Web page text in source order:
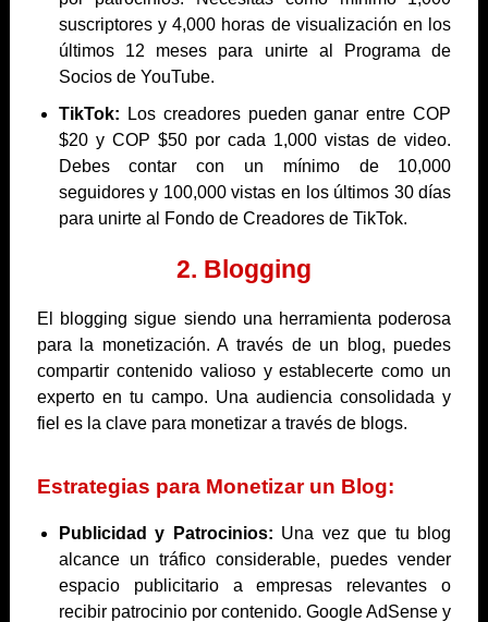
suscriptores y 4,000 horas de visualización en los
últimos 12 meses para unirte al Programa de
Socios de YouTube.
TikTok: Los creadores pueden ganar entre COP
$20 y COP $50 por cada 1,000 vistas de video.
Debes contar con un mínimo de 10,000
seguidores y 100,000 vistas en los últimos 30 días
para unirte al Fondo de Creadores de TikTok.
2. Blogging
El blogging sigue siendo una herramienta poderosa
para la monetización. A través de un blog, puedes
compartir contenido valioso y establecerte como un
experto en tu campo. Una audiencia consolidada y
fiel es la clave para monetizar a través de blogs.
Estrategias para Monetizar un Blog:
Publicidad y Patrocinios: Una vez que tu blog
alcance un tráfico considerable, puedes vender
espacio publicitario a empresas relevantes o
recibir patrocinio por contenido. Google AdSense y